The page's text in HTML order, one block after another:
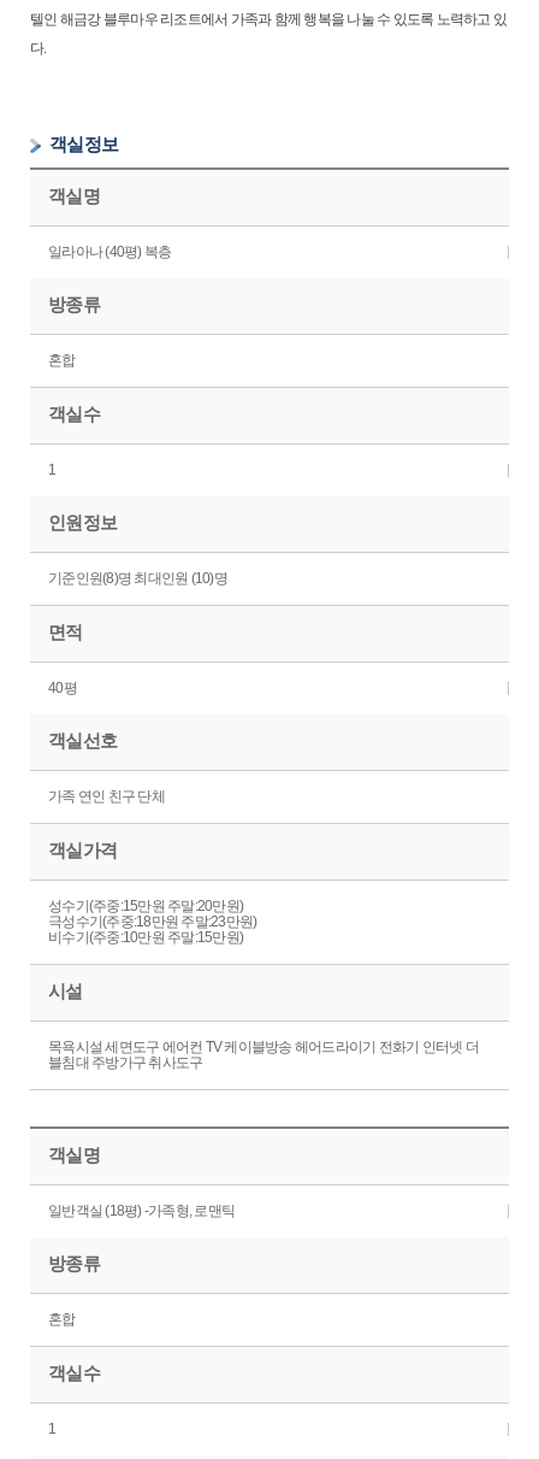
텔인 해금강 블루마우 리조트에서 가족과 함께 행복을 나눌 수 있도록 노력하고 있
다.
객실정보
객실명
일라아나 (40평) 복층
방종류
혼합
객실수
1
인원정보
기준인원(8)명 최대인원 (10)명
면적
40평
객실선호
가족 연인 친구 단체
객실가격
성수기(주중:15만원 주말:20만원)
극성수기(주중:18만원 주말:23만원)
비수기(주중:10만원 주말:15만원)
시설
목욕시설 세면도구 에어컨 TV 케이블방송 헤어드라이기 전화기 인터넷 더
블침대 주방가구 취사도구
객실명
일반객실 (18평) -가족형, 로맨틱
방종류
혼합
객실수
1